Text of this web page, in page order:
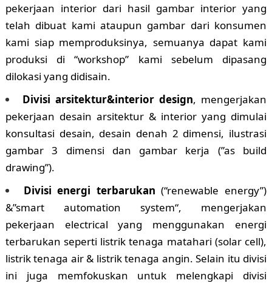
pekerjaan interior dari hasil gambar interior yang
telah dibuat kami ataupun gambar dari konsumen
kami siap memproduksinya, semuanya dapat kami
produksi di “workshop” kami sebelum dipasang
dilokasi yang didisain.
Divisi arsitektur&interior design, mengerjakan
pekerjaan desain arsitektur & interior yang dimulai
konsultasi desain, desain denah 2 dimensi, ilustrasi
gambar 3 dimensi dan gambar kerja (”as build
drawing”).
Divisi energi terbarukan (“renewable energy”)
&”smart automation system“, mengerjakan
pekerjaan electrical yang menggunakan energi
terbarukan seperti listrik tenaga matahari (solar cell),
listrik tenaga air & listrik tenaga angin. Selain itu divisi
ini juga memfokuskan untuk melengkapi divisi